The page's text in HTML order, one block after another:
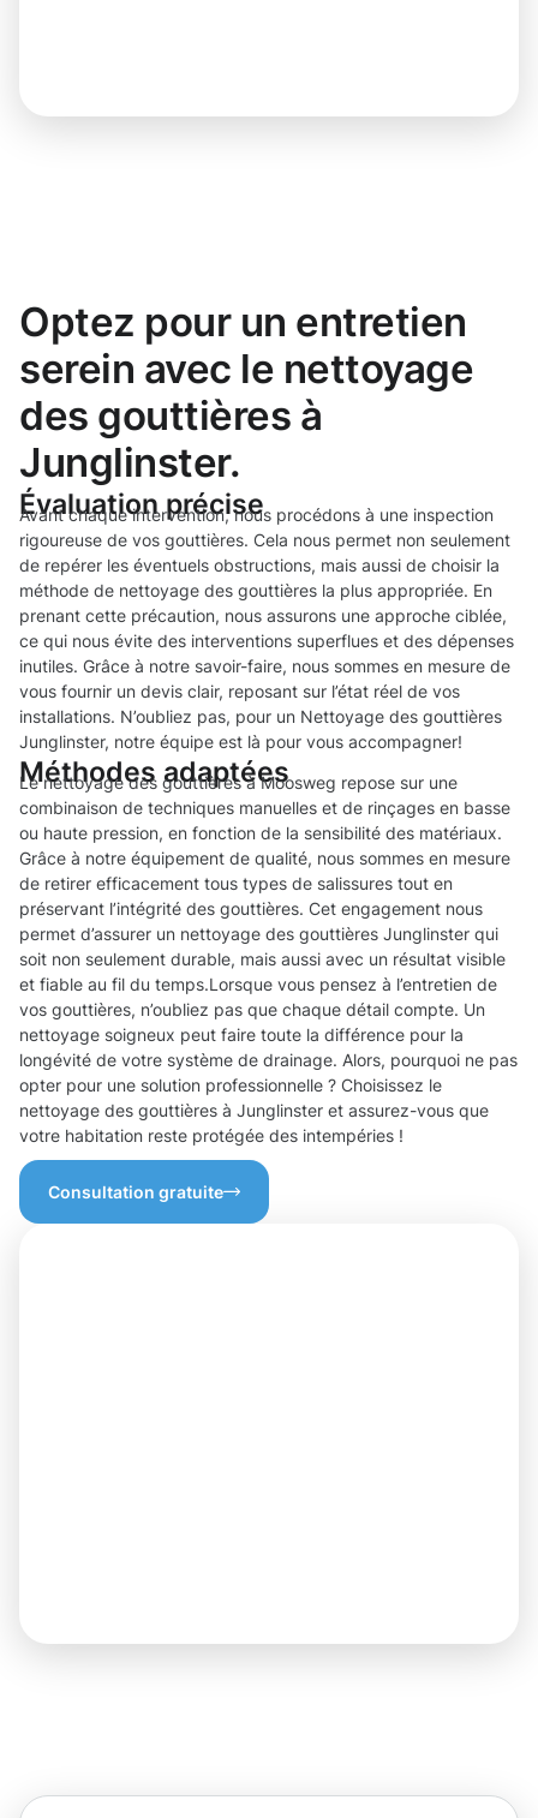
Optez pour un entretien
serein avec le nettoyage
des gouttières à
Junglinster.
Évaluation précise
Avant chaque intervention, nous procédons à une inspection
rigoureuse de vos gouttières. Cela nous permet non seulement
de repérer les éventuels obstructions, mais aussi de choisir la
méthode de nettoyage des gouttières la plus appropriée. En
prenant cette précaution, nous assurons une approche ciblée,
ce qui nous évite des interventions superflues et des dépenses
inutiles. Grâce à notre savoir-faire, nous sommes en mesure de
vous fournir un devis clair, reposant sur l’état réel de vos
installations. N’oubliez pas, pour un Nettoyage des gouttières
Junglinster, notre équipe est là pour vous accompagner!
Méthodes adaptées
Le nettoyage des gouttières à Moosweg repose sur une
combinaison de techniques manuelles et de rinçages en basse
ou haute pression, en fonction de la sensibilité des matériaux.
Grâce à notre équipement de qualité, nous sommes en mesure
de retirer efficacement tous types de salissures tout en
préservant l’intégrité des gouttières. Cet engagement nous
permet d’assurer un nettoyage des gouttières Junglinster qui
soit non seulement durable, mais aussi avec un résultat visible
et fiable au fil du temps.Lorsque vous pensez à l’entretien de
vos gouttières, n’oubliez pas que chaque détail compte. Un
nettoyage soigneux peut faire toute la différence pour la
longévité de votre système de drainage. Alors, pourquoi ne pas
opter pour une solution professionnelle ? Choisissez le
nettoyage des gouttières à Junglinster et assurez-vous que
votre habitation reste protégée des intempéries !
Consultation gratuite